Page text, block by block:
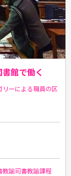
館で働く
ーによる職員の区
教諭司書教諭課程